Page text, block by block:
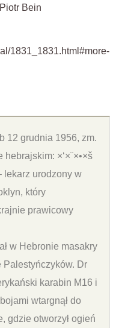
Bein
1831_1831.html#more-
12 grudnia 1956, zm.
×‘×¨×•×š
urodzony w
który
prawicowy
w Hebronie masakry
Dr
karabin M16 i
wtargnął do
gdzie otworzył ogień